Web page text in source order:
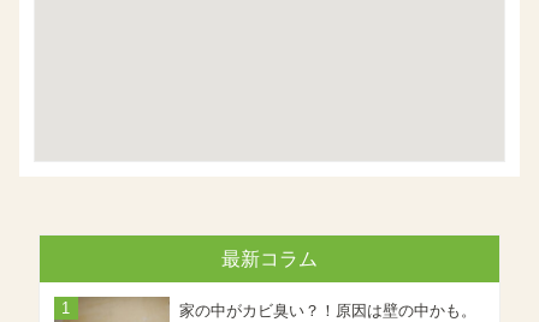
最新コラム
家の中がカビ臭い？！原因は壁の中かも。